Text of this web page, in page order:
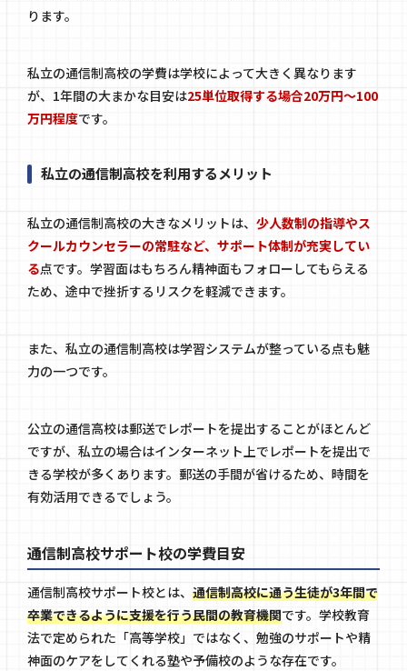
ります。
私立の通信制高校の学費は学校によって大きく異なります
が、1年間の大まかな目安は25単位取得する場合20万円〜100
万円程度です。
私立の通信制高校を利用するメリット
私立の通信制高校の大きなメリットは、 少人数制の指導やス
クールカウンセラーの常駐など、サポート体制が充実してい
る点です。学習面はもちろん精神面もフォローしてもらえる
ため、途中で挫折するリスクを軽減できます。
また、私立の通信制高校は学習システムが整っている点も魅
力の一つです。
公立の通信高校は郵送でレポートを提出することがほとんど
ですが、私立の場合はインターネット上でレポートを提出で
きる学校が多くあります。郵送の手間が省けるため、時間を
有効活用できるでしょう。
通信制高校サポート校の学費目安
通信制高校サポート校とは、 通信制高校に通う生徒が3年間で
卒業できるように支援を行う民間の教育機関です。学校教育
法で定められた「高等学校」ではなく、勉強のサポートや精
神面のケアをしてくれる塾や予備校のような存在です。